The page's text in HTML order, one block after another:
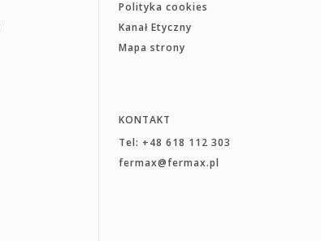
Polityka cookies
Kanał Etyczny
Mapa strony
KONTAKT
Tel: +48 618 112 303
fermax@fermax.pl